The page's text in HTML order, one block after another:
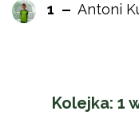
1 Antoni
Kolejka: 1